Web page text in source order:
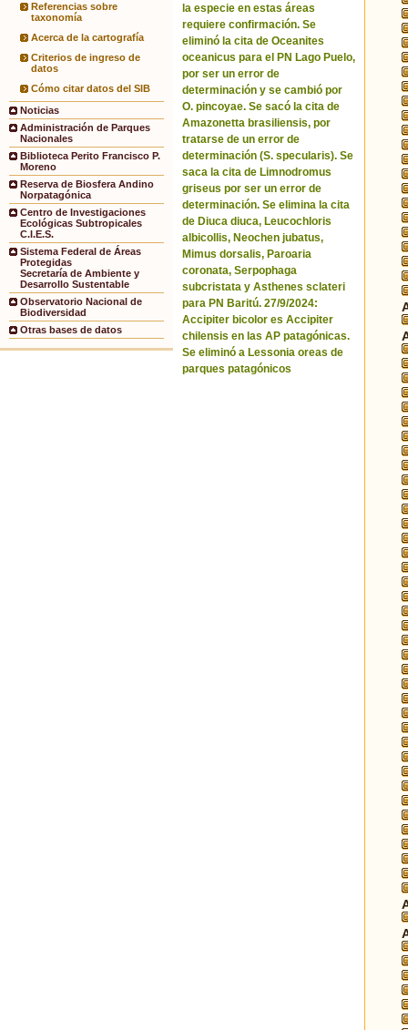
Referencias sobre
taxonomía
Acerca de la cartografía
Criterios de ingreso de
datos
Cómo citar datos del SIB
Noticias
Administración de Parques
Nacionales
Biblioteca Perito Francisco P.
Moreno
Reserva de Biosfera Andino
Norpatagónica
Centro de Investigaciones
Ecológicas Subtropicales
C.I.E.S.
Sistema Federal de Áreas
Protegidas
Secretaría de Ambiente y
Desarrollo Sustentable
Observatorio Nacional de
Biodiversidad
Otras bases de datos
la especie en estas áreas
requiere confirmación. Se
eliminó la cita de Oceanites
oceanicus para el PN Lago Puelo,
por ser un error de
determinación y se cambió por
O. pincoyae. Se sacó la cita de
Amazonetta brasiliensis, por
tratarse de un error de
determinación (S. specularis). Se
saca la cita de Limnodromus
griseus por ser un error de
determinación. Se elimina la cita
de Diuca diuca, Leucochloris
albicollis, Neochen jubatus,
Mimus dorsalis, Paroaria
coronata, Serpophaga
subcristata y Asthenes sclateri
para PN Baritú. 27/9/2024:
Accipiter bicolor es Accipiter
chilensis en las AP patagónicas.
Se eliminó a Lessonia oreas de
parques patagónicos